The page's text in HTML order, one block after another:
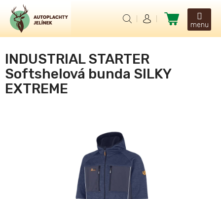
obsah
Nákupní
košík
INDUSTRIAL STARTER
Softshelová bunda SILKY
EXTREME